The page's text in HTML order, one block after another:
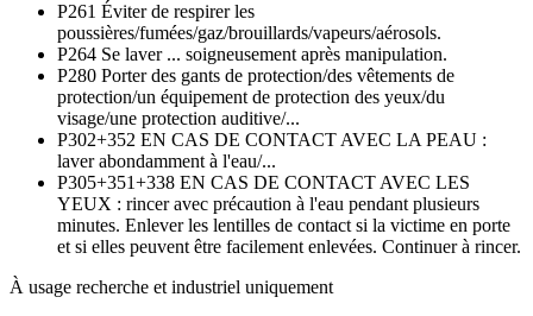
P261 Éviter de respirer les
poussières/fumées/gaz/brouillards/vapeurs/aérosols.
P264 Se laver ... soigneusement après manipulation.
P280 Porter des gants de protection/des vêtements de
protection/un équipement de protection des yeux/du
visage/une protection auditive/...
P302+352 EN CAS DE CONTACT AVEC LA PEAU :
laver abondamment à l'eau/...
P305+351+338 EN CAS DE CONTACT AVEC LES
YEUX : rincer avec précaution à l'eau pendant plusieurs
minutes. Enlever les lentilles de contact si la victime en porte
et si elles peuvent être facilement enlevées. Continuer à rincer.
À usage recherche et industriel uniquement